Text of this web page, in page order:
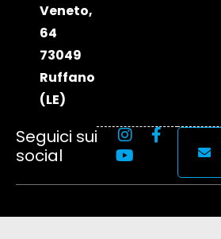
Veneto,
64
73049
Ruffano
(LE)
Seguici sui
social